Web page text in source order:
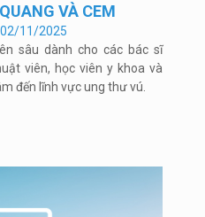
VÀ CEM
02/11/2025
sâu dành cho các bác sĩ
viên, học viên y khoa và
đến lĩnh vực ung thư vú.